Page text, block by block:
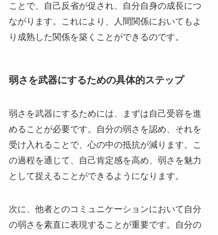
ことで、自己反省が促され、自分自身の成長につ
ながります。これにより、人間関係においてもよ
り成熟した関係を築くことができるのです。
弱さを武器にするための具体的ステップ
弱さを武器にするためには、まずは自己受容を進
めることが必要です。自分の弱さを認め、それを
受け入れることで、心の中の抵抗が減ります。こ
の過程を通じて、自己肯定感を高め、弱さを魅力
として捉えることができるようになります。
次に、他者とのコミュニケーションにおいて自分
の弱さを素直に表現することが重要です。自分の